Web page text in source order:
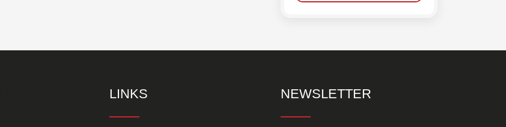
LINKS NEWSLETTER